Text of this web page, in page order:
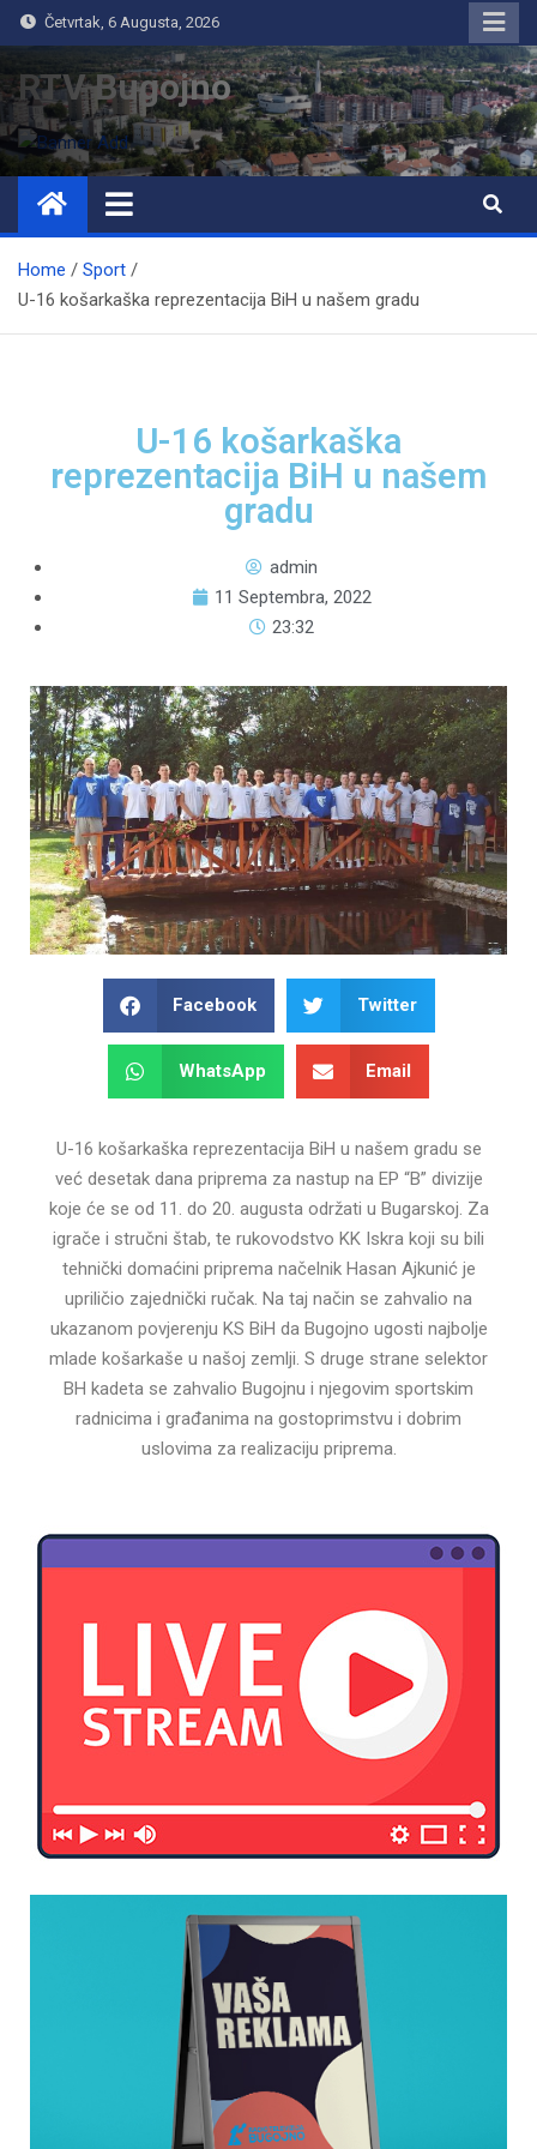
Četvrtak, 6 Augusta, 2026
RTV Bugojno
Home
Sport
U-16 košarkaška reprezentacija BiH u našem gradu
U-16 košarkaška
reprezentacija BiH u našem
gradu
admin
11 Septembra, 2022
23:32
Facebook Twitter
WhatsApp Email
U-16 košarkaška reprezentacija BiH u našem gradu se
već desetak dana priprema za nastup na EP “B” divizije
koje će se od 11. do 20. augusta održati u Bugarskoj. Za
igrače i stručni štab, te rukovodstvo KK Iskra koji su bili
tehnički domaćini priprema načelnik Hasan Ajkunić je
upriličio zajednički ručak. Na taj način se zahvalio na
ukazanom povjerenju KS BiH da Bugojno ugosti najbolje
mlade košarkaše u našoj zemlji. S druge strane selektor
BH kadeta se zahvalio Bugojnu i njegovim sportskim
radnicima i građanima na gostoprimstvu i dobrim
uslovima za realizaciju priprema.